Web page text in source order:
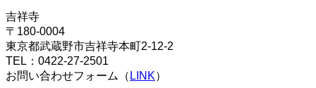
吉祥寺
〒180-0004
東京都武蔵野市吉祥寺本町2-12-2
TEL：0422-27-2501
お問い合わせフォーム（ LINK）